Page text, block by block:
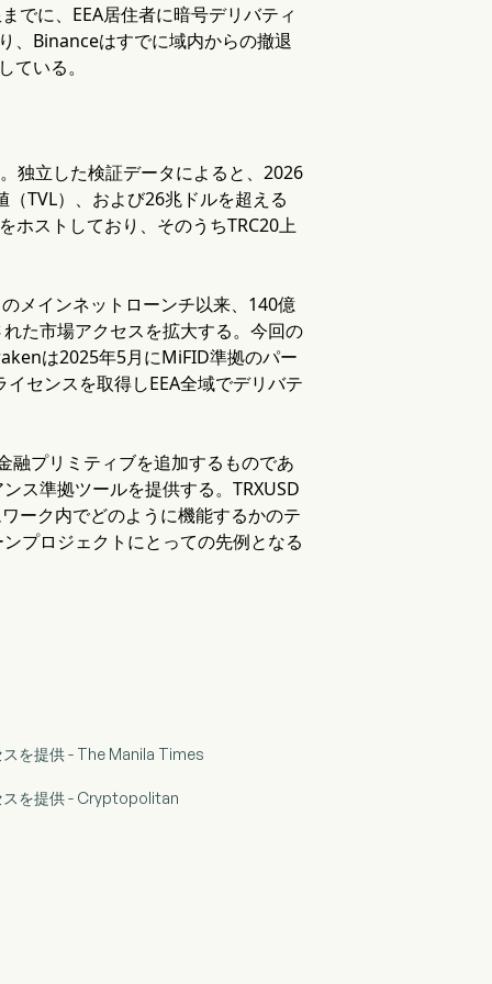
でに、EEA居住者に暗号デリバティ
、Binanceはすでに域内からの撤退
いる。
独立した検証データによると、2026
TVL）、および26兆ドルを超える
ホストしており、そのうちTRC20上
メインネットローンチ以来、140億
た市場アクセスを拡大する。今回の
は2025年5月にMiFID準拠のパー
センスを取得しEEA全域でデリバテ
融プリミティブを追加するものであ
ス準拠ツールを提供する。TRXUSD
ーク内でどのように機能するかのテ
プロジェクトにとっての先例となる
を提供 - The Manila Times
スを提供 - Cryptopolitan